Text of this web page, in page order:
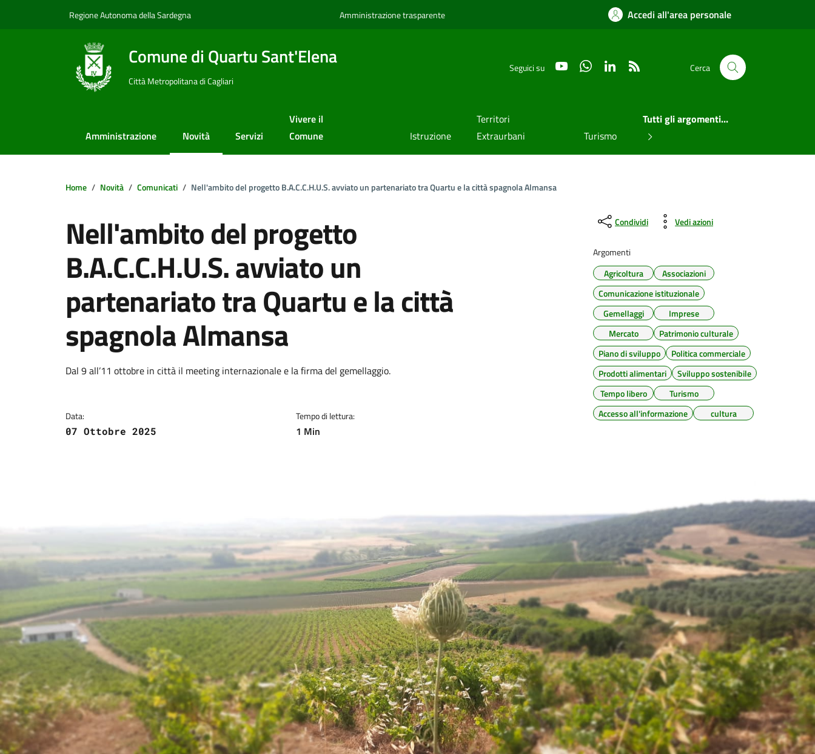
Regione Autonoma della Sardegna Amministrazione trasparente Accedi all'area personale
Comune di Quartu Sant'Elena
Città Metropolitana di Cagliari
Seguici su YouTube WhatsAppLinkedIn Cerca
Amministrazione Novità Servizi
Vivere il
Comune
Istruzione
Territori
Extraurbani
Turismo
Tutti gli argomenti...
Home Novità Comunicati Nell'ambito del progetto B.A.C.C.H.U.S. avviato un partenariato tra Quartu e la città spagnola Almansa
Nell'ambito del progetto
B.A.C.C.H.U.S. avviato un
partenariato tra Quartu e la città
spagnola Almansa
Dettagli della notizia
Dal 9 all’11 ottobre in città il meeting internazionale e la firma del gemellaggio.
Data:
07 Ottobre 2025
Tempo di lettura:
1 Min
Condividi Vedi azioni
Argomenti
Agricoltura
Associazioni
Comunicazione istituzionale
Gemellaggi
Imprese
Mercato
Patrimonio culturale
Piano di sviluppo
Politica commerciale
Prodotti alimentari
Sviluppo sostenibile
Tempo libero
Turismo
Accesso all'informazione
cultura